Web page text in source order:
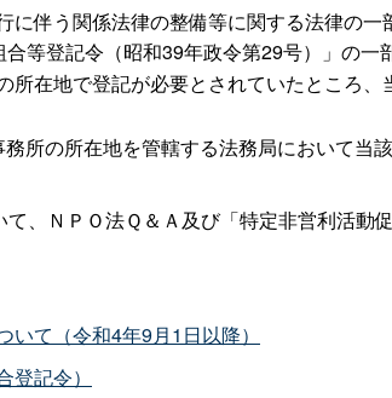
に伴う関係法律の整備等に関する法律の
等登記令（昭和39年政令第29号）」の一
在地で登記が必要とされていたところ、
の所在地を管轄する法務局において当
、ＮＰＯ法Ｑ＆Ａ及び「特定非営利活動
て（令和4年9月1日以降）
記令）